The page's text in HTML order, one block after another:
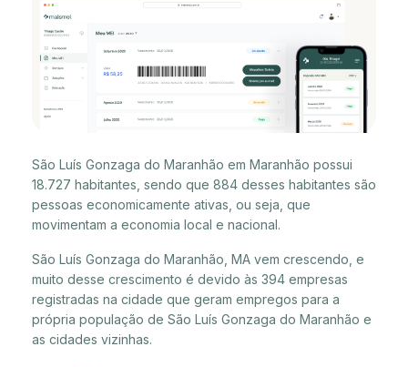
São Luís Gonzaga do Maranhão em Maranhão possui
18.727 habitantes, sendo que 884 desses habitantes são
pessoas economicamente ativas, ou seja, que
movimentam a economia local e nacional.
São Luís Gonzaga do Maranhão, MA vem crescendo, e
muito desse crescimento é devido às 394 empresas
registradas na cidade que geram empregos para a
própria população de São Luís Gonzaga do Maranhão e
as cidades vizinhas.